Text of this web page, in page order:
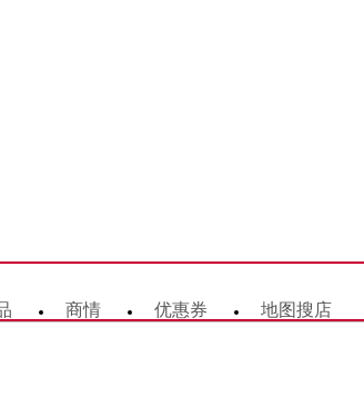
商情 优惠券 地图搜店